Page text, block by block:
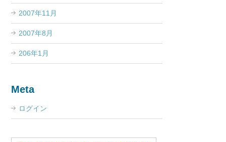
2007年11月
2007年8月
206年1月
Meta
ログイン